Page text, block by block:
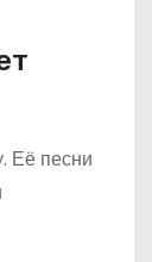
Её песни